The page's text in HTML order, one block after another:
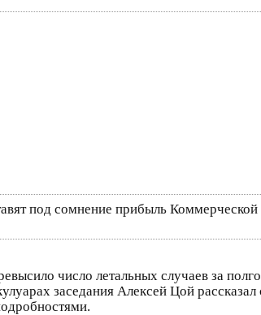
под сомнение прибыль
число летальных случаев за
заседания Алексей Цой